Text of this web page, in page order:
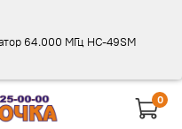
64.000 МГц HC-49SM -
0